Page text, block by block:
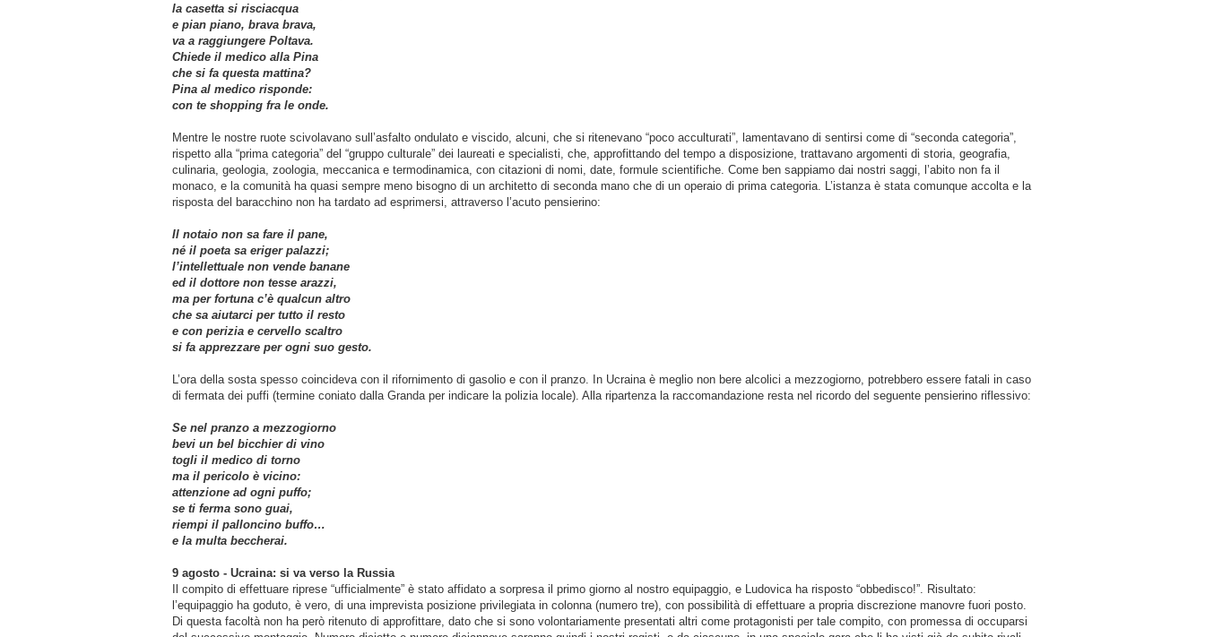
la casetta si risciacqua
e pian piano, brava brava,
va a raggiungere Poltava.
Chiede il medico alla Pina
che si fa questa mattina?
Pina al medico risponde:
con te shopping fra le onde.
Mentre le nostre ruote scivolavano sull’asfalto ondulato e viscido, alcuni, che si ritenevano “poco acculturati”, lamentavano di sentirsi come di “seconda categoria”,
rispetto alla “prima categoria” del “gruppo culturale” dei laureati e specialisti, che, approfittando del tempo a disposizione, trattavano argomenti di storia, geografia,
culinaria, geologia, zoologia, meccanica e termodinamica, con citazioni di nomi, date, formule scientifiche. Come ben sappiamo dai nostri saggi, l’abito non fa il
monaco, e la comunità ha quasi sempre meno bisogno di un architetto di seconda mano che di un operaio di prima categoria. L’istanza è stata comunque accolta e la
risposta del baracchino non ha tardato ad esprimersi, attraverso l’acuto pensierino:
Il notaio non sa fare il pane,
né il poeta sa eriger palazzi;
l’intellettuale non vende banane
ed il dottore non tesse arazzi,
ma per fortuna c’è qualcun altro
che sa aiutarci per tutto il resto
e con perizia e cervello scaltro
si fa apprezzare per ogni suo gesto.
L’ora della sosta spesso coincideva con il rifornimento di gasolio e con il pranzo. In Ucraina è meglio non bere alcolici a mezzogiorno, potrebbero essere fatali in caso
di fermata dei puffi (termine coniato dalla Granda per indicare la polizia locale). Alla ripartenza la raccomandazione resta nel ricordo del seguente pensierino riflessivo:
Se nel pranzo a mezzogiorno
bevi un bel bicchier di vino
togli il medico di torno
ma il pericolo è vicino:
attenzione ad ogni puffo;
se ti ferma sono guai,
riempi il palloncino buffo…
e la multa beccherai.
9 agosto - Ucraina: si va verso la Russia
Il compito di effettuare riprese “ufficialmente” è stato affidato a sorpresa il primo giorno al nostro equipaggio, e Ludovica ha risposto “obbedisco!”. Risultato:
l’equipaggio ha goduto, è vero, di una imprevista posizione privilegiata in colonna (numero tre), con possibilità di effettuare a propria discrezione manovre fuori posto.
Di questa facoltà non ha però ritenuto di approfittare, dato che si sono volontariamente presentati altri come protagonisti per tale compito, con promessa di occuparsi